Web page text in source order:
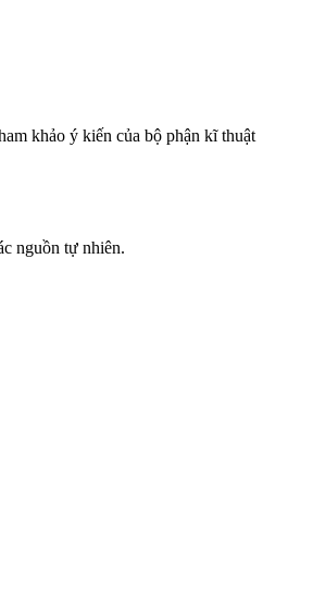
khảo ý kiến của bộ phận kĩ thuật
nguồn tự nhiên.